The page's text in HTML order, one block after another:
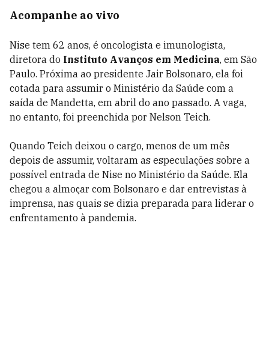
Acompanhe ao vivo
Nise tem 62 anos, é oncologista e imunologista,
diretora do Instituto Avanços em Medicina, em São
Paulo. Próxima ao presidente Jair Bolsonaro, ela foi
cotada para assumir o Ministério da Saúde com a
saída de Mandetta, em abril do ano passado. A vaga,
no entanto, foi preenchida por Nelson Teich.
Quando Teich deixou o cargo, menos de um mês
depois de assumir, voltaram as especulações sobre a
possível entrada de Nise no Ministério da Saúde. Ela
chegou a almoçar com Bolsonaro e dar entrevistas à
imprensa, nas quais se dizia preparada para liderar o
enfrentamento à pandemia.